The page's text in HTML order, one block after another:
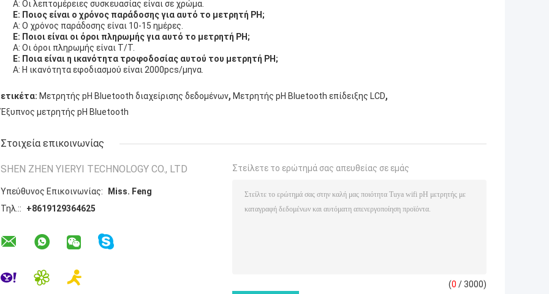
Α: Οι λεπτομέρειες συσκευασίας είναι σε χρώμα.
Ε: Ποιος είναι ο χρόνος παράδοσης για αυτό το μετρητή PH;
Α: Ο χρόνος παράδοσης είναι 10-15 ημέρες.
Ε: Ποιοι είναι οι όροι πληρωμής για αυτό το μετρητή PH;
Α: Οι όροι πληρωμής είναι T/T.
Ε: Ποια είναι η ικανότητα τροφοδοσίας αυτού του μετρητή PH;
Α: Η ικανότητα εφοδιασμού είναι 2000pcs/μηνα.
ετικέτα: Μετρητής pH Bluetooth διαχείρισης δεδομένων, Μετρητής pH Bluetooth επίδειξης LCD,
Έξυπνος μετρητής pH Bluetooth
Στοιχεία επικοινωνίας
SHEN ZHEN YIERYI TECHNOLOGY CO., LTD
Υπεύθυνος Επικοινωνίας:
Miss. Feng
Τηλ.::
+8619129364625
Στείλετε το ερώτημά σας απευθείας σε εμάς
(0 / 3000)